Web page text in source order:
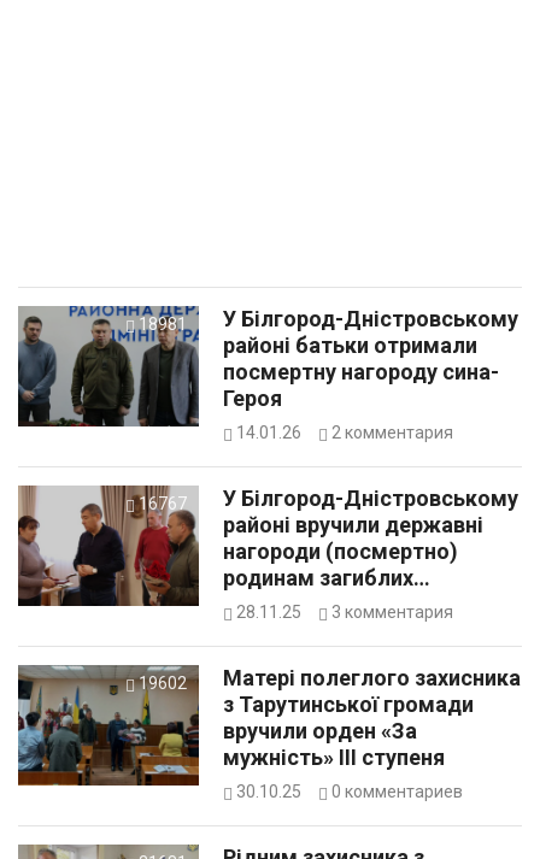
18981
У Білгород-Дністровському
районі батьки отримали
посмертну нагороду сина-
Героя
14.01.26 2 комментария
16767
У Білгород-Дністровському
районі вручили державні
нагороди (посмертно)
родинам загиблих
військовослужбовців
28.11.25 3 комментария
19602
Матері полеглого захисника
з Тарутинської громади
вручили орден «За
мужність» ІІІ ступеня
30.10.25 0 комментариев